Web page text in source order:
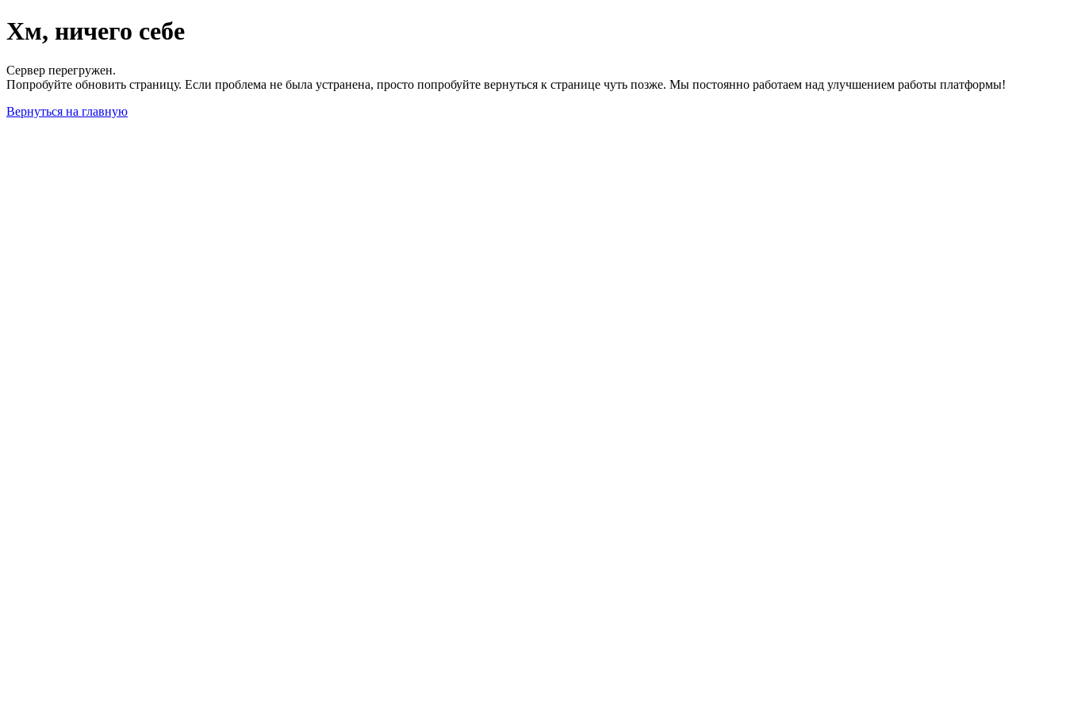
Хм, ничего себе
Сервер перегружен.
Попробуйте обновить страницу. Если проблема не была устранена, просто попробуйте вернуться к странице чуть позже. Мы постоянно работаем над улучшением работы платформы!
Вернуться на главную